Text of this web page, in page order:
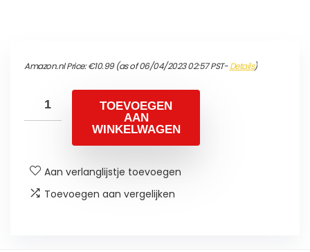
Amazon.nl Price:€10.99(as of 06/04/2023 02:57 PST-Details)
TOEVOEGEN
AAN
WINKELWAGEN
Aan verlanglijstje toevoegen
Toevoegen aan vergelijken